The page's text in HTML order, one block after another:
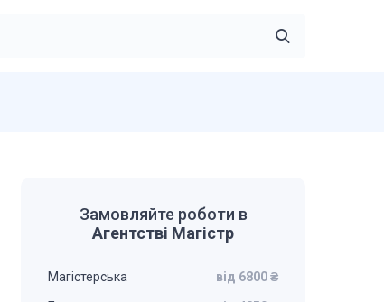
Замовляйте роботи в
Агентстві Магістр
Магістерська від 6800 ₴